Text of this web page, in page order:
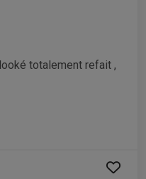
totalement refait ,